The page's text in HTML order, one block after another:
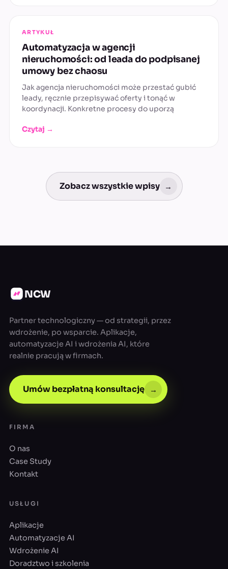
ARTYKUŁ
Automatyzacja w agencji
nieruchomości: od leada do podpisanej
umowy bez chaosu
Jak agencja nieruchomości może przestać gubić
leady, ręcznie przepisywać oferty i tonąć w
koordynacji. Konkretne procesy do uporzą
Czytaj →
Zobacz wszystkie wpisy →
NCW
Partner technologiczny — od strategii, przez
wdrożenie, po wsparcie. Aplikacje,
automatyzacje AI i wdrożenia AI, które
realnie pracują w firmach.
Umów bezpłatną konsultację →
FIRMA
O nas
Case Study
Kontakt
USŁUGI
Aplikacje
Automatyzacje AI
Wdrożenie AI
Doradztwo i szkolenia